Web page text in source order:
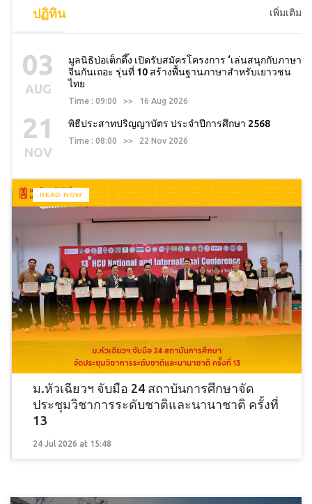
ปฏิทิน เพิ่มเติม
03
AUG
มูลนิธิป่อเต็กตึ๊ง เปิดรับสมัครโครงการ ‘เล่นสนุกกับภาษา
จีนกันเถอะ รุ่นที่ 10 สร้างพื้นฐานภาษาสำหรับเยาวชน
ไทย
Time : 09:00 >> 16 Aug 2026
21
NOV
พิธีประสาทปริญญาบัตร ประจำปีการศึกษา 2568
Time : 08:00 >> 22 Nov 2026
READ NOW
ม.หัวเฉียวฯ จับมือ 24 สถาบันการศึกษาจัด
ประชุมวิชาการระดับชาติและนานาชาติ ครั้งที่
13
24 Jul 2026 at 15:48